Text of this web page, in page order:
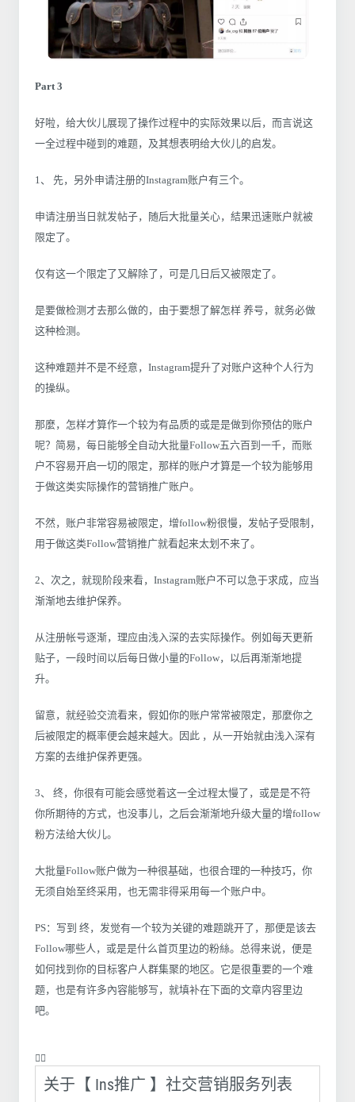
Part 3
好啦，给大伙儿展现了操作过程中的实际效果以后，而言说这
一全过程中碰到的难题，及其想表明给大伙儿的启发。
1、 先，另外申请注册的Instagram账户有三个。
申请注册当日就发帖子，随后大批量关心，結果迅速账户就被
限定了。
仅有这一个限定了又解除了，可是几日后又被限定了。
是要做检测才去那么做的，由于要想了解怎样 养号，就务必做
这种检测。
这种难题并不是不经意，Instagram提升了对账户这种个人行为
的操纵。
那麼，怎样才算作一个较为有品质的或是是做到你预估的账户
呢？简易，每日能够全自动大批量Follow五六百到一千，而账
户不容易开启一切的限定，那样的账户才算是一个较为能够用
于做这类实际操作的营销推广账户。
不然，账户非常容易被限定，增follow粉很慢，发帖子受限制，
用于做这类Follow营销推广就看起来太划不来了。
2、次之，就现阶段来看，Instagram账户不可以急于求成，应当
渐渐地去维护保养。
从注册帐号逐渐，理应由浅入深的去实际操作。例如每天更新
贴子，一段时间以后每日做小量的Follow，以后再渐渐地提
升。
留意，就经验交流看来，假如你的账户常常被限定，那麼你之
后被限定的概率便会越来越大。因此 ，从一开始就由浅入深有
方案的去维护保养更强。
3、 终，你很有可能会感觉着这一全过程太慢了，或是是不符
你所期待的方式，也没事儿，之后会渐渐地升级大量的增follow
粉方法给大伙儿。
大批量Follow账户做为一种很基础，也很合理的一种技巧，你
无须自始至终采用，也无需非得采用每一个账户中。
PS：写到 终，发觉有一个较为关键的难题跳开了，那便是该去
Follow哪些人，或是是什么首页里边的粉絲。总得来说，便是
如何找到你的目标客户人群集聚的地区。它是很重要的一个难
题，也是有许多內容能够写，就填补在下面的文章内容里边
吧。
❤️‍🔥
关于【 Ins推广 】社交营销服务列表